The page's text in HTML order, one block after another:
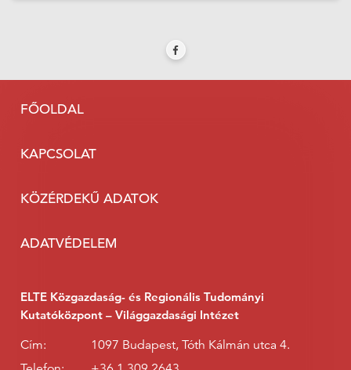
FŐOLDAL
KAPCSOLAT
KÖZÉRDEKŰ ADATOK
ADATVÉDELEM
ELTE Közgazdaság- és Regionális Tudományi
Kutatóközpont – Világgazdasági Intézet
Cím:
1097 Budapest, Tóth Kálmán utca 4.